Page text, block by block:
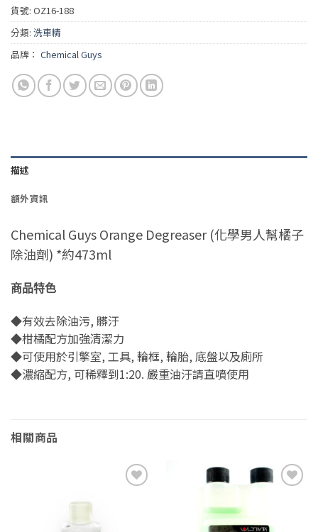
貨號: OZ16-188
分類: 洗車精
品牌： Chemical Guys
描述
額外資訊
Chemical Guys Orange Degreaser (化學男人幫橘子
除油劑) *約473ml
商品特色
◆有效去除油污, 髒汙
◆柑橘配方加強清潔力
◆可使用於引擎室, 工具, 輪框, 輪胎, 底盤以及廁所
◆濃縮配方, 可稀釋到1:20. 嚴重油汙請直噴使用
相關商品